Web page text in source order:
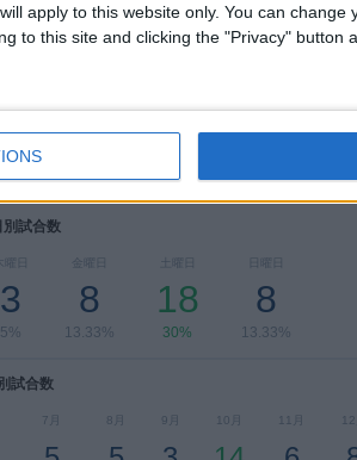
apply to this website only. You can
to this site and clicking the "Privacy" button
日本
9 (15%)
4 (6.67%)
完全なランキングを見る
別試合数
3
5%
金曜日
8
13.33%
18
30%
8
13.33%
試合数
7月 8月 9月 10月 11月 12